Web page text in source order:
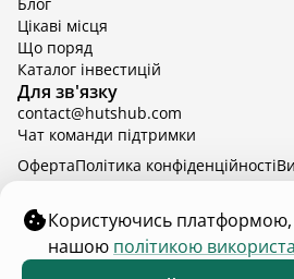
Відпочинок з басейном в
Цікаві місця
Що поряд
Каталог інвестицій
Для зв'язку
contact@hutshub.com
Чат команди підтримки
hutshub | ©2026
ОфертаПолітика конфіденційності
Користуючись платформою,
нашою політикою